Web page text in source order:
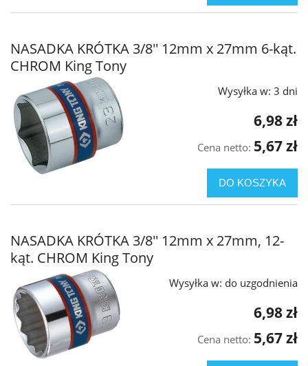
NASADKA KRÓTKA 3/8'' 12mm x 27mm 6-kąt.
CHROM King Tony
Wysyłka w: 3 dni
6,98 zł
Cena netto: 5,67 zł
DO KOSZYKA
NASADKA KRÓTKA 3/8'' 12mm x 27mm, 12-
kąt. CHROM King Tony
Wysyłka w: do uzgodnienia
6,98 zł
Cena netto: 5,67 zł